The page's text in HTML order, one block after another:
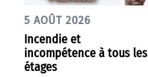
5 AOÛT 2026
Incendie et
incompétence à tous les
étages